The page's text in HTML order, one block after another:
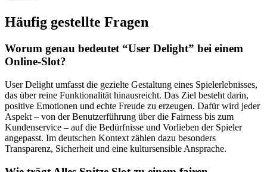
Häufig gestellte Fragen
Worum genau bedeutet “User Delight” bei einem
Online-Slot?
User Delight umfasst die gezielte Gestaltung eines Spielerlebnisses,
das über reine Funktionalität hinausreicht. Das Ziel besteht darin,
positive Emotionen und echte Freude zu erzeugen. Dafür wird jeder
Aspekt – von der Benutzerführung über die Fairness bis zum
Kundenservice – auf die Bedürfnisse und Vorlieben der Spieler
angepasst. Im deutschen Kontext zählen dazu besonders
Transparenz, Sicherheit und eine kultursensible Ansprache.